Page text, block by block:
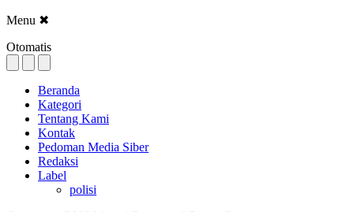
Menu ✖
Otomatis
Beranda
Kategori
Tentang Kami
Kontak
Pedoman Media Siber
Redaksi
Label
polisi